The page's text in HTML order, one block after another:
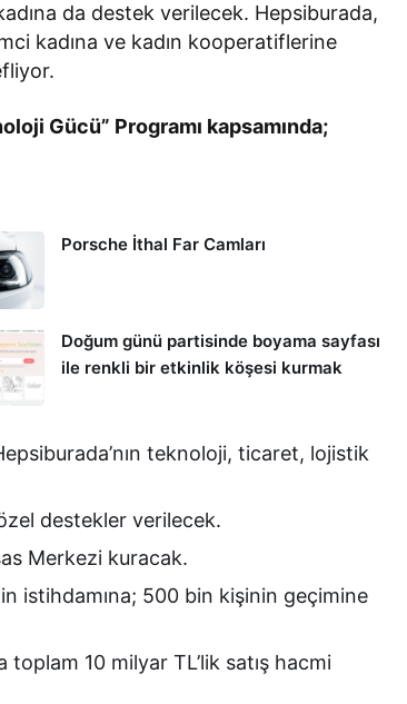
da destek verilecek. Hepsiburada,
kadına ve kadın kooperatiflerine
Gücü” Programı kapsamında;
Porsche İthal Far Camları
Doğum günü partisinde boyama sayfası
ile renkli bir etkinlik köşesi kurmak
teknoloji, ticaret, lojistik
destekler verilecek.
Merkezi kuracak.
istihdamına; 500 bin kişinin geçimine
10 milyar TL’lik satış hacmi